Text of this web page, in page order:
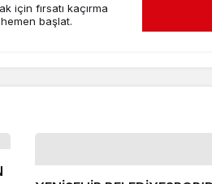
için fırsatı kaçırma
başlat.